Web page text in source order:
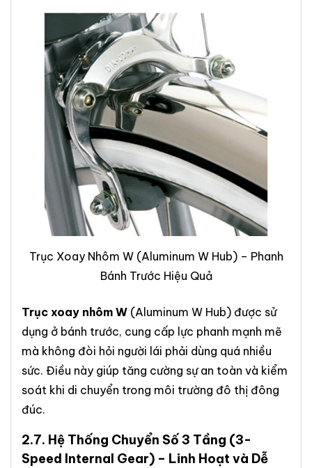
Trục Xoay Nhôm W (Aluminum W Hub) – Phanh
Bánh Trước Hiệu Quả
Trục xoay nhôm W (Aluminum W Hub) được sử
dụng ở bánh trước, cung cấp lực phanh mạnh mẽ
mà không đòi hỏi người lái phải dùng quá nhiều
sức. Điều này giúp tăng cường sự an toàn và kiểm
soát khi di chuyển trong môi trường đô thị đông
đúc.
2.7. Hệ Thống Chuyển Số 3 Tầng (3-
Speed Internal Gear) – Linh Hoạt và Dễ